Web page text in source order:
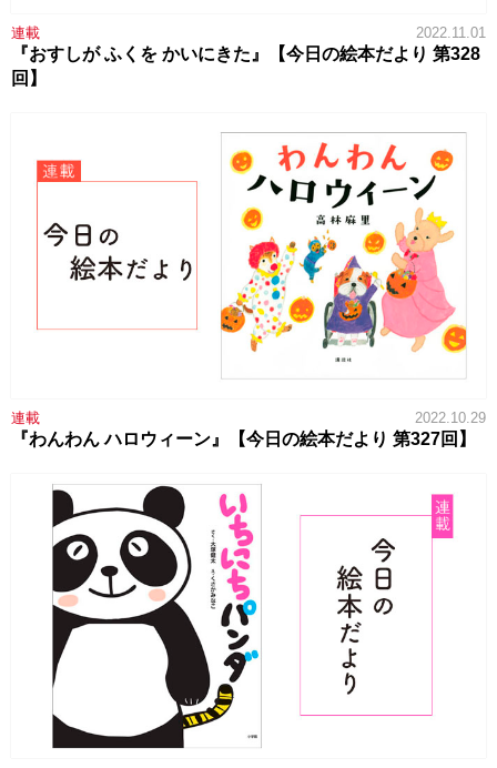
連載 2022.11.01
『おすしが ふくを かいにきた』【今日の絵本だより 第328
回】
連載 2022.10.29
『わんわん ハロウィーン』【今日の絵本だより 第327回】